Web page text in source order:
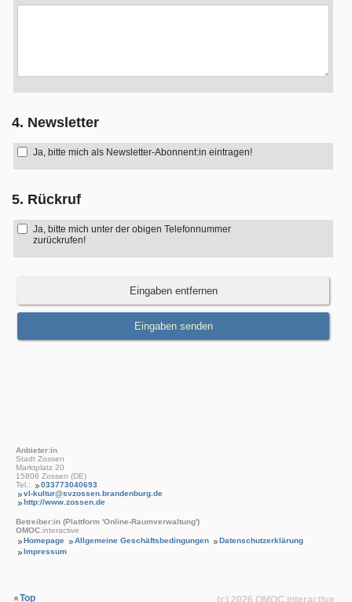
4. Newsletter
Ja, bitte mich als Newsletter-Abonnent:in eintragen!
5. Rückruf
Ja, bitte mich unter der obigen Telefonnummer
zurückrufen!
Anbieter:in
Stadt Zossen
Marktplatz 20
15806 Zossen (DE)
Tel.:
033773040693
vl-kultur@svzossen.brandenburg.de
http://www.zossen.de
Betreiber:in (Plattform 'Online-Raumverwaltung')
OMOC .interactive
Homepage
Allgemeine Geschäftsbedingungen
Datenschutzerklärung
Impressum
Top (c) 2026 OMOC.interactive